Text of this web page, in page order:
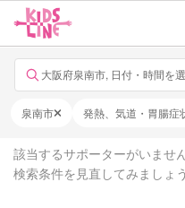
大阪府泉南市, 日付・時間を
泉南市 発熱、気道・胃腸症
該当するサポーターがいません
検索条件を見直してみましょう